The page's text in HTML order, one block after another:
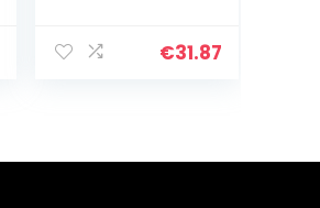
De Q 100/1000
€31.87